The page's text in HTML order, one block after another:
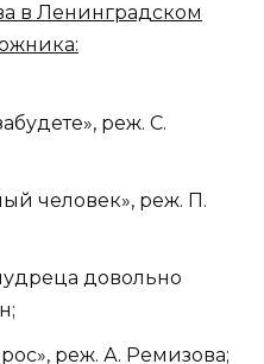
в Ленинградском
реж. С.
человек», реж. П.
довольно
реж. А. Ремизова;